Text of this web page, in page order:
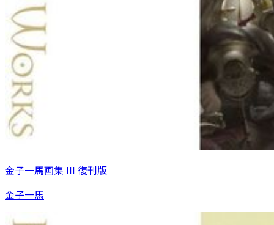
金子一馬画集 III 復刊版
金子一馬